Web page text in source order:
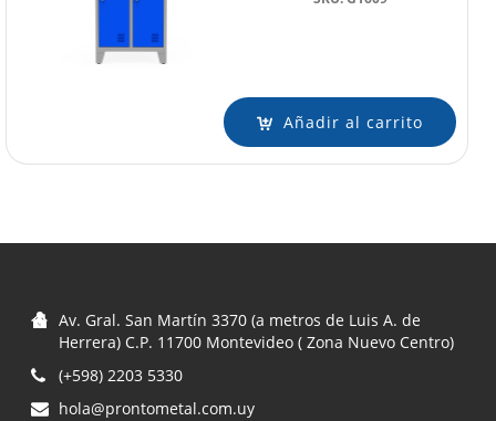
Añadir al carrito
Av. Gral. San Martín 3370 (a metros de Luis A. de
Herrera) C.P. 11700 Montevideo ( Zona Nuevo Centro)
(+598) 2203 5330
hola@prontometal.com.uy